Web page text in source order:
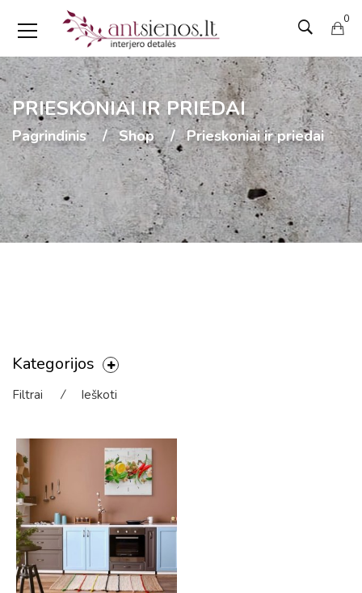
0
PRIESKONIAI IR PRIEDAI
Pagrindinis Shop Prieskoniai ir priedai
Kategorijos
Filtrai ⁄ Ieškoti